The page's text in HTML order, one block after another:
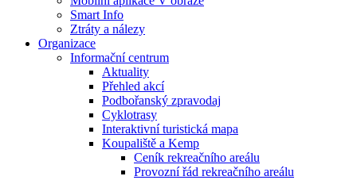
Smart Info
Ztráty a nálezy
Organizace
Informační centrum
Aktuality
Přehled akcí
Podbořanský zpravodaj
Cyklotrasy
Interaktivní turistická mapa
Koupaliště a Kemp
Ceník rekreačního areálu
Provozní řád rekreačního areálu